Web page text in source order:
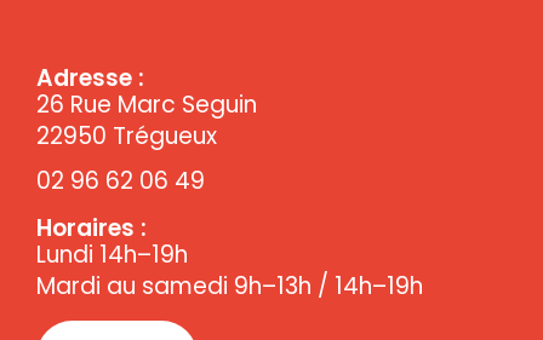
Adresse :
26 Rue Marc Seguin
22950 Trégueux
02 96 62 06 49
Horaires :
Lundi 14h–19h
Mardi au samedi 9h–13h / 14h–19h